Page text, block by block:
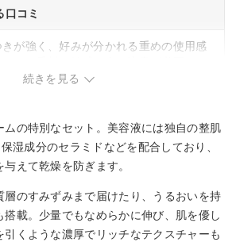
コミ
きが強く、好みが分かれる重めの使用感
まで時間がかかり、届くのが遅い
続きを見る
ムの特別なセット。美容液には独自の整肌
湿成分のセラミドなどを配合しており、
えて乾燥を防ぎます。
層のすみずみまで届けたり、うるおいを持
載。少量でもなめらかに伸び、肌を優し
引くような濃厚でリッチなテクスチャーも